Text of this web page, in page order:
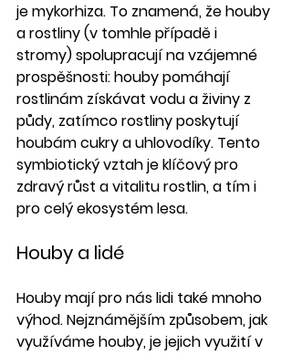
je mykorhiza. To znamená, že houby
a rostliny (v tomhle případě i
stromy) spolupracují na vzájemné
prospěšnosti: houby pomáhají
rostlinám získávat vodu a živiny z
půdy, zatímco rostliny poskytují
houbám cukry a uhlovodíky. Tento
symbiotický vztah je klíčový pro
zdravý růst a vitalitu rostlin, a tím i
pro celý ekosystém lesa.
Houby a lidé
Houby mají pro nás lidi také mnoho
výhod. Nejznámějším způsobem, jak
využíváme houby, je jejich využití v